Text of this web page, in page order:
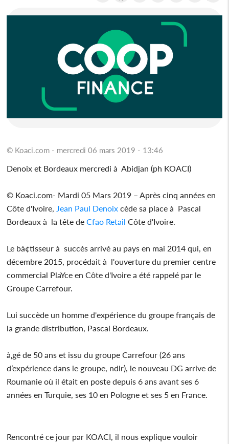
© Koaci.com - mercredi 06 mars 2019 - 13:46
Denoix et Bordeaux mercredi à Abidjan (ph KOACI)
© Koaci.com- Mardi 05 Mars 2019 – Après cinq années en
Côte d'Ivoire, Jean Paul Denoix cède sa place à Pascal
Bordeaux à la tête deCfao Retail Côte d'Ivoire.
Le bà¢tisseur à succès arrivé au pays en mai 2014 qui, en
décembre 2015, procédait à l'ouverture du premier centre
commercial PlaYce en Côte d'Ivoire a été rappelé par le
Groupe Carrefour.
Lui succède un homme d'expérience du groupe français de
la grande distribution, Pascal Bordeaux.
à‚gé de 50 ans et issu du groupe Carrefour (26 ans
d’expérience dans le groupe, ndlr), le nouveau DG arrive de
Roumanie où il était en poste depuis 6 ans avant ses 6
années en Turquie, ses 10 en Pologne et ses 5 en France.
Rencontré ce jour par KOACI, il nous explique vouloir